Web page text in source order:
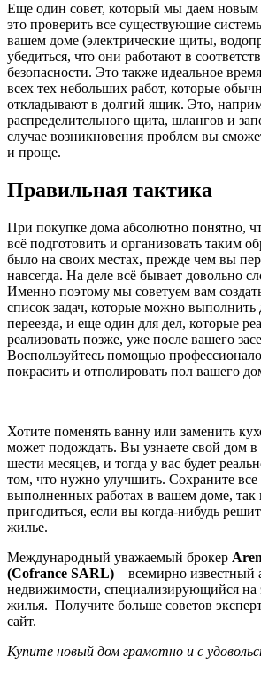
Еще один совет, который мы даем
это проверить все существующие
вашем доме (электрические щиты,
убедиться, что они работают в
безопасности. Это также идеальное
всех тех небольших работ, которые
откладывают в долгий ящик. Это,
распределительного щита, шлангов и
случае возникновения проблем вы
и проще.
Правильная тактика
При покупке дома абсолютно понятно,
всё подготовить и организовать таким
было на своих местах, прежде чем вы
навсегда. На деле всё бывает довольно
Именно поэтому мы советуем вам
список задач, которые можно выполнить
переезда, и еще один для дел, которые
реализовать позже, уже после вашего
Воспользуйтесь помощью
покрасить и отполировать пол вашего
Хотите поменять ванну или заменить
может подождать. Вы узнаете свой дом
шести месяцев, и тогда у вас будет
том, что нужно улучшить. Сохраните
выполненных работах в вашем доме, так
пригодиться, если вы когда-нибудь
жилье.
Международный уважаемый брокер
(Cofrance SARL) – всемирно известный
недвижимости, специализирующийся на
жилья. Получите больше советов
сайт.
Купите новый дом грамотно и с